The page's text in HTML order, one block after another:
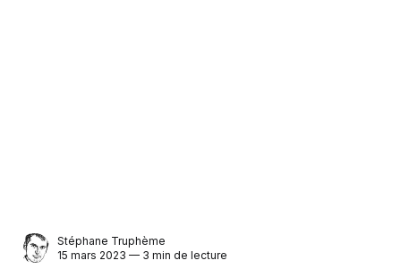
Stéphane Truphème
15 mars 2023 — 3 min de lecture